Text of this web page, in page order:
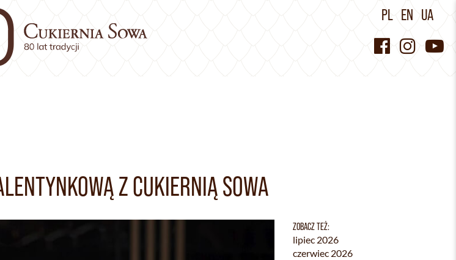
PL EN UA
Z CUKIERNIĄ SOWA
ZOBACZ TEŻ:
lipiec 2026
czerwiec 2026